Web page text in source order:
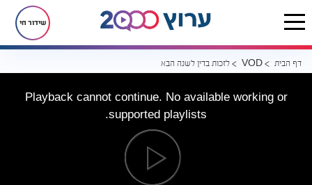
שידור חי
דף הבית VOD לזכות בדין לשנה הבאה
Playback cannot continue. No available working or
supported playlists.